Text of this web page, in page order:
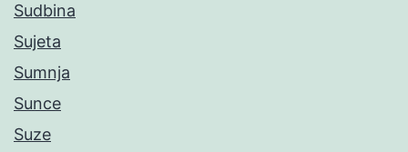
Sudbina
Sujeta
Sumnja
Sunce
Suze